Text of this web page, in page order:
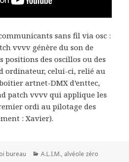
sans fil via osc :
vvvv génère du son de
positions des oscillos ou des
ordinateur, celui-ci, relié au
artnet-DMX d’enttec,
patch vvvv qui applique les
ordi au pilotage des
: Xavier).
bureau Catégories
A.L.I.M., alvéole zéro